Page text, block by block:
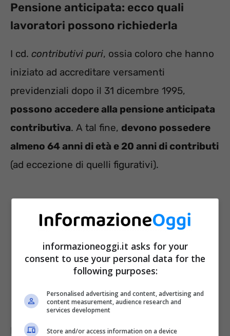
Pensione anticipata: ecco quali
lavoratori possono richiederla
I cd. contributivi puri, ossia coloro che hanno
iniziato ad accreditare versamenti
previdenziali dopo il 31 dicembre 1995,
possono accedere alla pensione anticipata
contributiva. A tal fine, devono possedere
almeno 64 anni di età e 20 anni di contributi
(ad eccezione di quelli figurativi).
È, tuttavia, richiesta un’ulteriore
informazioneoggi.it asks for your
consent to use your personal data for the
following purposes:
Personalised advertising and content, advertising and
content measurement, audience research and
services development
Store and/or access information on a device